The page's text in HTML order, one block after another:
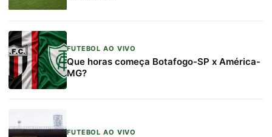
FUTEBOL AO VIVO
Que horas começa Botafogo-SP x América-
MG?
FUTEBOL AO VIVO